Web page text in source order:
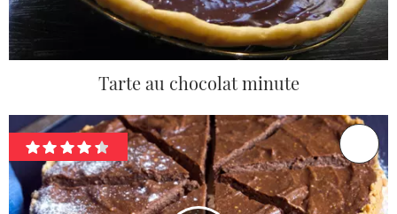
Tarte au chocolat minute